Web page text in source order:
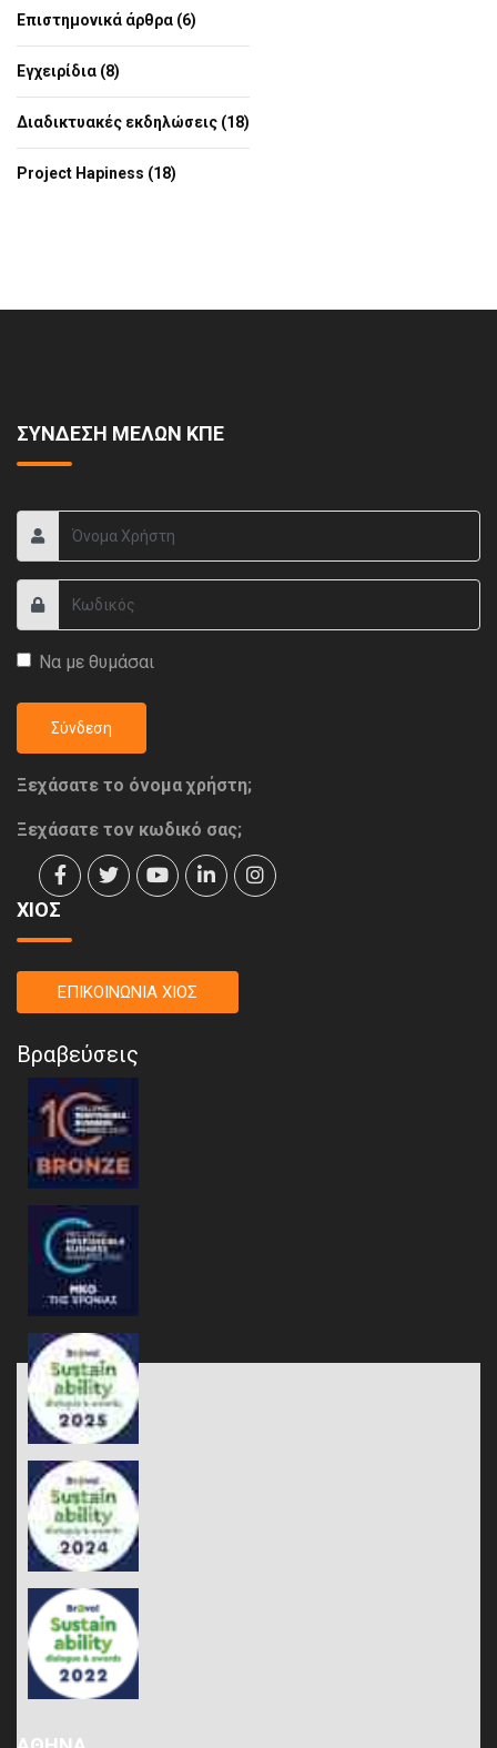
Επιστημονικά άρθρα (6)
Εγχειρίδια (8)
Διαδικτυακές εκδηλώσεις (18)
Project Hapiness (18)
ΣΥΝΔΕΣΗ ΜΕΛΩΝ ΚΠΕ
Να με θυμάσαι
Σύνδεση
Ξεχάσατε το όνομα χρήστη;
Ξεχάσατε τον κωδικό σας;
ΧΙΟΣ
ΕΠΙΚΟΙΝΩΝΙΑ ΧΙΟΣ
Βραβεύσεις